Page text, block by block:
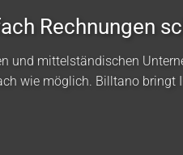
Rechnungen
und mittelständischen
wie möglich. Billtano bringt